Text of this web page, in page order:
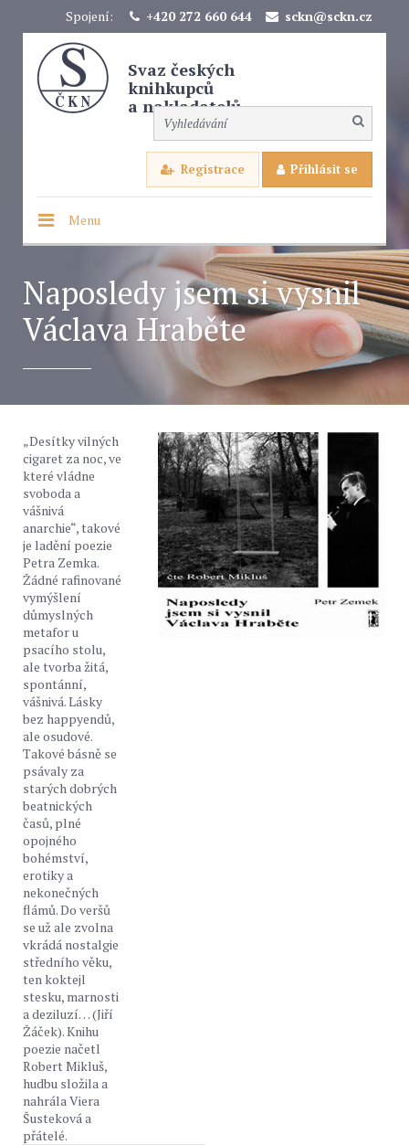
Spojení: +420 272 660 644 sckn@sckn.cz
Svaz českých
knihkupců
a nakladatelů
Registrace Přihlásit se
Menu
Naposledy jsem si vysnil
Václava Hraběte
„Desítky vilných
cigaret za noc, ve
které vládne
svoboda a
vášnivá
anarchie“, takové
je ladění poezie
Petra Zemka.
Žádné rafinované
vymýšlení
důmyslných
metafor u
psacího stolu,
ale tvorba žitá,
spontánní,
vášnivá. Lásky
bez happyendů,
ale osudové.
Takové básně se
psávaly za
starých dobrých
beatnických
časů, plné
opojného
bohémství,
erotiky a
nekonečných
flámů. Do veršů
se už ale zvolna
vkrádá nostalgie
středního věku,
ten koktejl
stesku, marnosti
a deziluzí… (Jiří
Žáček). Knihu
poezie načetl
Robert Mikluš,
hudbu složila a
nahrála Viera
Šusteková a
přátelé.